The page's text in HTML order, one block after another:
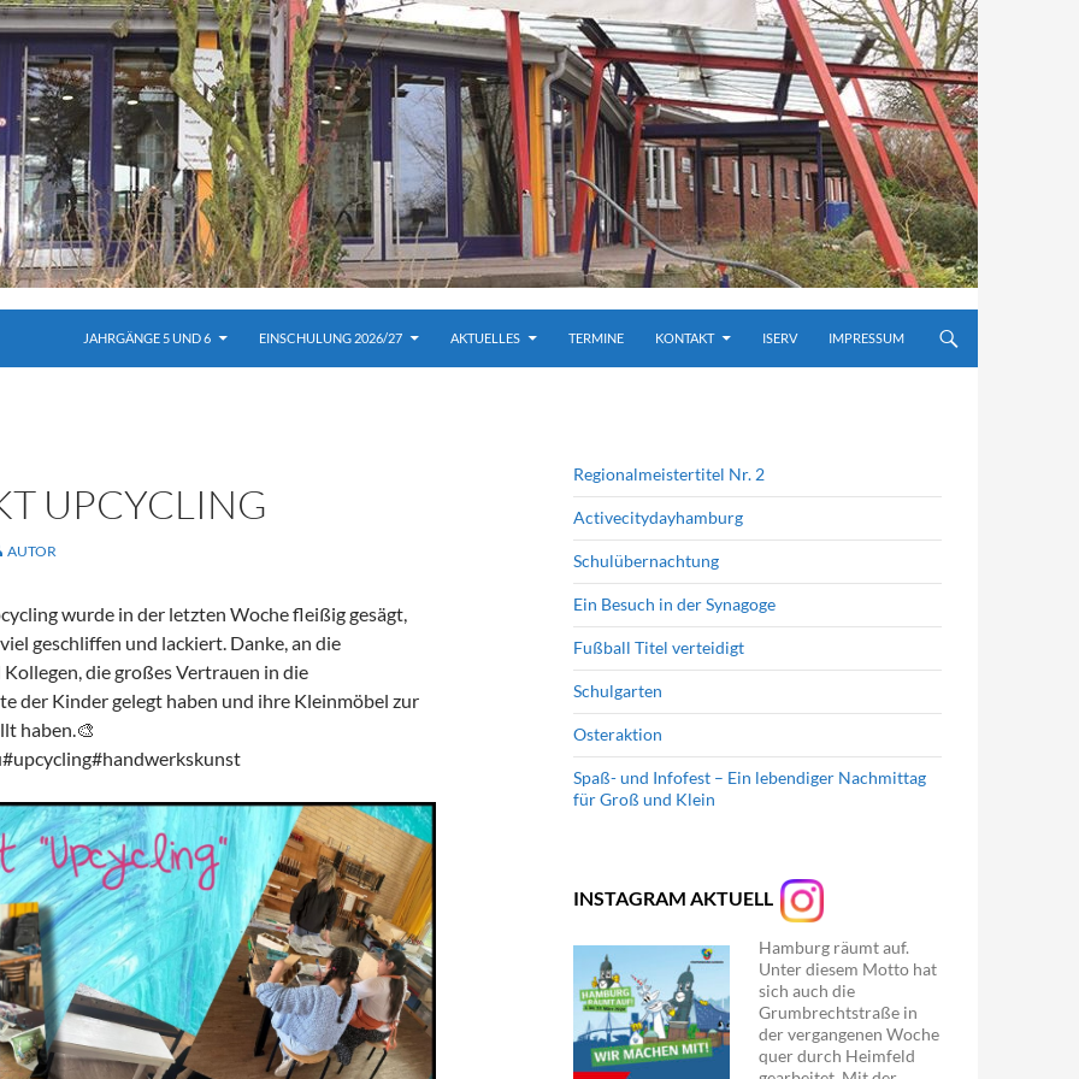
JAHRGÄNGE 5 UND 6 EINSCHULUNG 2026/27 AKTUELLES TERMINE KONTAKT ISERV IMPRESSUM
UPCYCLING
AUTOR
wurde in der letzten Woche fleißig gesägt,
geschliffen und lackiert. Danke, an die
die großes Vertrauen in die
der Kinder gelegt haben und ihre Kleinmöbel zur
haben.🎨
Regionalmeistertitel Nr. 2
Activecitydayhamburg
Schulübernachtung
Ein Besuch in der Synagoge
Fußball Titel verteidigt
Schulgarten
Osteraktion
Spaß- und Infofest – Ein lebendiger Nachmittag
für Groß und Klein
INSTAGRAM AKTUELL
Hamburg räumt auf.
Unter diesem Motto hat
sich auch die
Grumbrechtstraße in
der vergangenen Woche
quer durch Heimfeld